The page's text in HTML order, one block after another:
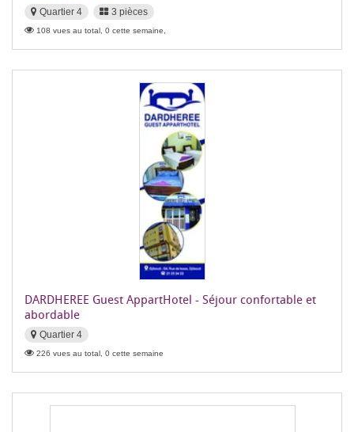
Quartier 4 3 pièces
108 vues au total, 0 cette semaine,
DARDHEREE Guest AppartHotel - Séjour confortable et
abordable
Quartier 4
226 vues au total, 0 cette semaine